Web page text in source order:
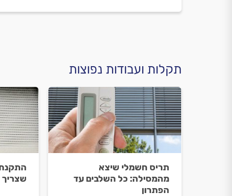
תקלות ועבודות נפוצות
תריס חשמלי שיצא
מהמסילה: כל השלבים עד
הפתרון